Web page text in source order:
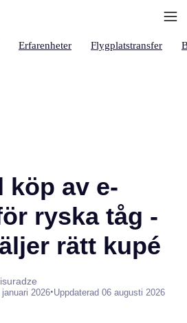
Erfarenheter Flygplatstransfer
köp av e-
ryska tåg -
rätt kupé
januari 2026•Uppdaterad 06 augusti 2026